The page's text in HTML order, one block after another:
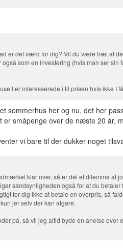
er det værd for dig? Vil du være træt af
også som en investering (hvis man ser
I er interesserede i til prisen hvis ikke I
sommerhus her og nu, det her
er småpenge over de næste 20 år,
vi bare til der dukker noget
klar over, så er det et dilemma at
sandsynligheden også for at du betaler
for dig ikke at betale en overpris, så
jer selv der kan afgøre.
på, så vil jeg altid byde en anelse